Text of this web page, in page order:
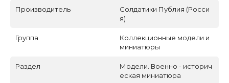
Производитель
Солдатики Публия (Росси
я)
Группа
Коллекционные модели и
миниатюры
Раздел
Модели. Военно - историч
еская миниатюра